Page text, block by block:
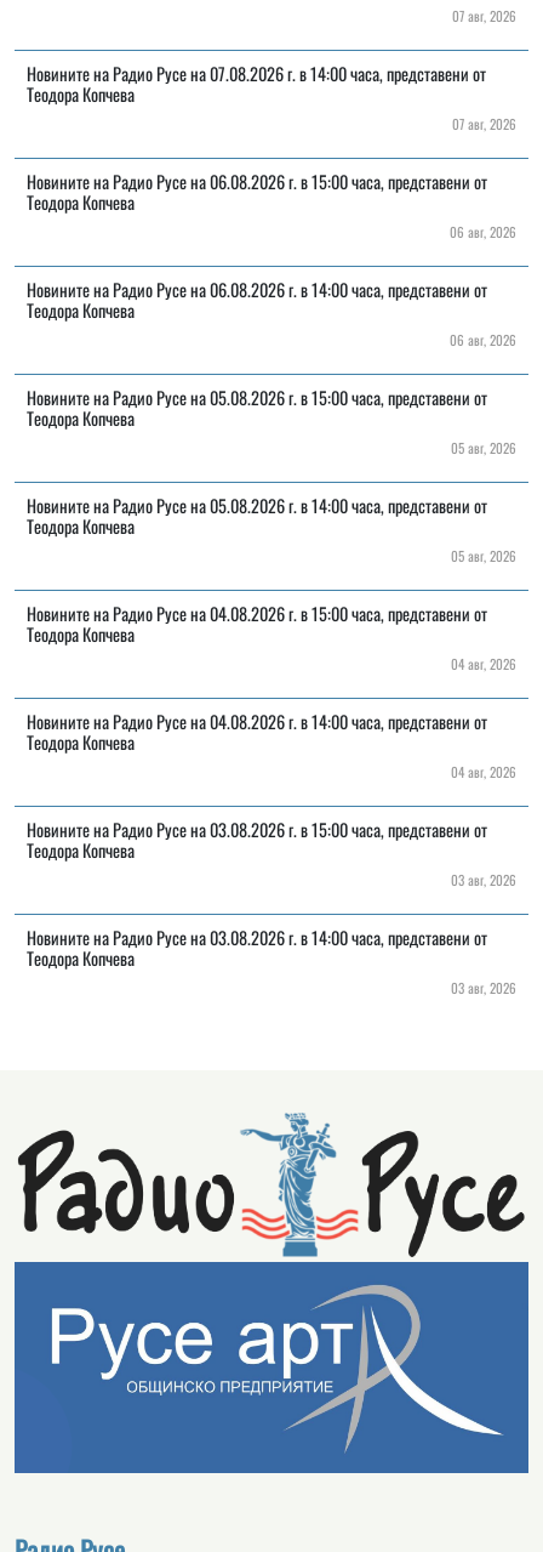
07 авг, 2026
Новините на Радио Русе на 07.08.2026 г. в 14:00 часа, представени от
Теодора Копчева
07 авг, 2026
Новините на Радио Русе на 06.08.2026 г. в 15:00 часа, представени от
Теодора Копчева
06 авг, 2026
Новините на Радио Русе на 06.08.2026 г. в 14:00 часа, представени от
Теодора Копчева
06 авг, 2026
Новините на Радио Русе на 05.08.2026 г. в 15:00 часа, представени от
Теодора Копчева
05 авг, 2026
Новините на Радио Русе на 05.08.2026 г. в 14:00 часа, представени от
Теодора Копчева
05 авг, 2026
Новините на Радио Русе на 04.08.2026 г. в 15:00 часа, представени от
Теодора Копчева
04 авг, 2026
Новините на Радио Русе на 04.08.2026 г. в 14:00 часа, представени от
Теодора Копчева
04 авг, 2026
Новините на Радио Русе на 03.08.2026 г. в 15:00 часа, представени от
Теодора Копчева
03 авг, 2026
Новините на Радио Русе на 03.08.2026 г. в 14:00 часа, представени от
Теодора Копчева
03 авг, 2026